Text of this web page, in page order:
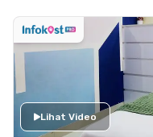
Lihat Video